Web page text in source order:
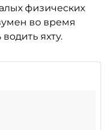
физических
во время
яхту.